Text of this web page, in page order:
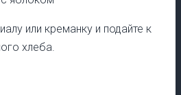
или креманку и подайте к
хлеба.